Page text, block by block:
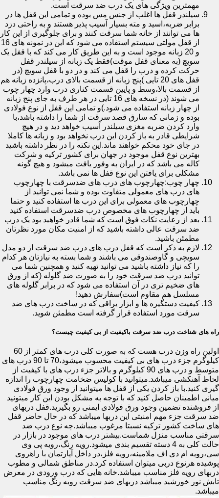
مهمترین ویژگی های یک درب ضد سرقت است.
سیلندر قفل ها اغلب از جنس مس بوده و تمامی این قفل ها در
برابر ضربه،اسید و مته بسیار آسیب پذیر هستند و به راحتی دزد
ها می توانند از خانه شما سرقت کنند و برای جلوگیری از این کار
از قفل مولتی سیستم استفاده می شود که این در نمونه های 16
و 20 زبانه موجود است و به این طریق کار می کند که با قفل یک
سویچ (به معنای قفل موقت)فقط یک زبانه از سیلندر قفل
حرکت کرده و درب را قفل می کند و در دو با قفل سویچ (در
قفل های 20 تایی )پنج زبانه از قسمت بالای درب،پانزده زبانه هم
از قسمت بالا،وسط و پایین قسمت کناری درب وارد چهار چوب
می شوند (در نسخه های 16 تایی در هر طرف به جای پنج زبانه
از چهار زبانه استفاده می شود.)و تمامی این قفل از نوع فولادی
بوده و زمانی که سارق قصد سرقت از شما را داشته باشد،با
وارد کردن ضربه مغزی سیلندر آسیب خواهد دید و در هیچ
شرایطی قادر به باز کردن این درب نخواهد بود و زبانه ها کاملا
در جای خود محکم خواهند ماند.این نکته را در نظر داشته باشید
بهترین نوع قفل موجود در جهان برای کشور ترکیه و شرکت
کاله می باشد که در ایران به وفور یافت میشود و هیچ گونه
مشکلی برای یافتن این نوع قفل ها نمی باشد.
چهار چوب:چهارچوب های درب های ضدسرقت با چهارچوب
های درب های معمولی متفاوت بوده و شما نمی توانید از
چهارچوب های معمولی برای این درب ها استفاده کنید و حتما
باید از چهارچوب های مخصوص درب ضدسرقت استفاده کنید
بعد از رعایت نکات فوق است که شما قادر خواهید بود یک درب
ضد سرقت عالی داشته باشید که از امنیت مکان مورد نظرتان
مطمئن باشید.
لازم به ذکر است که قفل درب های درب ضد سرقت از دو مدل
سویچی و گاوصندوقی می باشند و شما بسته به نیازتان هر کدام
را که نیاز داشته باشید می توانید تهیه کنید و همچنین شما می
توانید درب ضد سرقت خود را به صورت ضد گلوله (که از ورق
های ضخیم تری در آن استفاده می شود که در برابر گلوله های
مسلسل هم مقاوم است)سفارش دهید!
کیفیت دستگیره ها و ابزار یراقی که در ساخت درب های ضد
سرقت مورد استفاده قرار گرفته است مطمئن شوید.
راه های شناخت درب ضد سرقت باکیفیت از بی کیفیت چیست؟
اولین راه وزن درب هست که به صورت کلی درب های کمتر از 60
کیلوگرم جزء درب های بی کیفیت محسوب میشود،70 تا 90 درب های
متوسط و درب های 90 کیلوگرم و بالاتر جزء درب های با کیفیت از
لحاظ آهنکشی میباشد.میتوانید با کولیس ضخامت چهارچوب را اندازه
گیری کنید.با باز کردن یکی از قفل ها میتوانید از وجود ورق فولادی
میانی اطمینان حاصل کنید که با توجه به مشکل بودن این کار میتونید
از فروشنده تضمین وجود ورق فولادی ایمنی رو بگیرید.قفل دربهای
ضد سرقت جزء مهم امنیتی این دربها میباشد که در حال حاضر قفل
های ساخت کشور ترکیه نسبتا مرغوب میباشد.چه نوع درب ضد
سرقتی مناسب منزل شماست.بیشتر درب های موجود در بازار در
حالت کلی به 4 دسته تقسیم بندی میشود.رویه رنگ،رویه پی وی
سی،رویه ام دی اف ملامینه،رویه فلز،در داخل آپارتمان با راهروی
پوشیده هرنوع دربی میتوان استفاده کرد.در مناطق شمالی و مطوب
دربهای رویه فلز مناسب میباشد.خانه هایی که درب ورودی در معرض
تابش نور خورشید میباشد دربهای ضد سرقت رویه رنگ مناسب
میباشد.